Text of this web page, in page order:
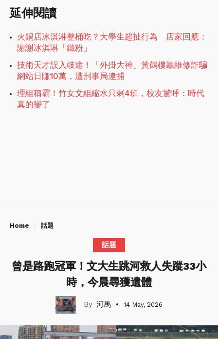
延伸閱讀
火鍋店冰淇淋整桶吃？大學生超扯行為 店家回應：
謝謝冰淇淋「鐵粉」
技術天才誤入歧途！「外掛大神」黃鶴樓靠維修詐騙
網站日賺10萬，遭刑事局逮捕
理組稱霸！竹女文組縮水只剩4班，校友驚呼：時代
真的變了
Home 話題
話題
曾是路跑冠軍！文大生跳河救人失蹤33小
時，今晨尋獲遺體
河馬 14 May, 2026